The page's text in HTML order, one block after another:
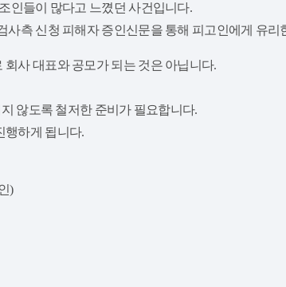
인들이 많다고 느꼈던 사건입니다.
측 신청 피해자 증인신문을 통해 피고인에게 유
사 대표와 공모가 되는 것은 아닙니다.
않도록 철저한 준비가 필요합니다.
행하게 됩니다.
)